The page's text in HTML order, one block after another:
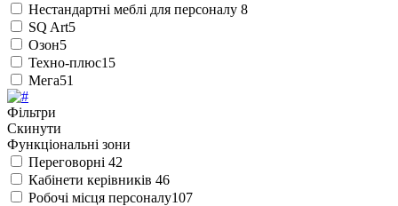
Нестандартні меблі для персоналу 8
SQ Art5
Озон5
Техно-плюс15
Мега51
Фільтри
Скинути
Функціональні зони
Переговорні 42
Кабінети керівників 46
Робочі місця персоналу107